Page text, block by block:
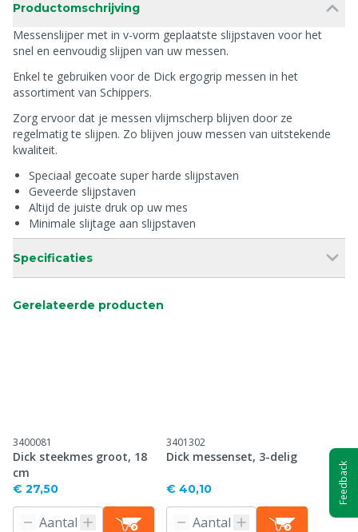
Productomschrijving
Messenslijper met in v-vorm geplaatste slijpstaven voor het
snel en eenvoudig slijpen van uw messen.
Enkel te gebruiken voor de Dick ergogrip messen in het
assortiment van Schippers.
Zorg ervoor dat je messen vlijmscherp blijven door ze
regelmatig te slijpen. Zo blijven jouw messen van uitstekende
kwaliteit.
Speciaal gecoate super harde slijpstaven
Geveerde slijpstaven
Altijd de juiste druk op uw mes
Minimale slijtage aan slijpstaven
Specificaties
Gerelateerde producten
3400081
Dick steekmes groot, 18
cm
€ 27,50
3401302
Dick messenset, 3-delig
€ 40,10 Feedback